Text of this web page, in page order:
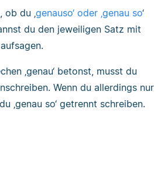
ob du ‚genauso‘ oder ‚genau so‘
du den jeweiligen Satz mit
‚genau‘ betonst, musst du
Wenn du allerdings nur
‚genau so‘ getrennt schreiben.